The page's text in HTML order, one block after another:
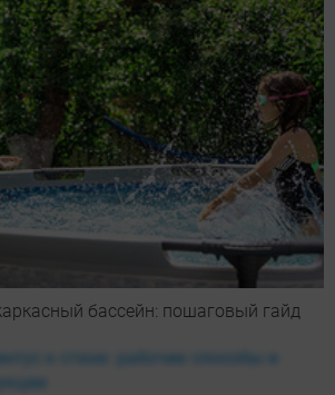
бассейн: пошаговый гайд